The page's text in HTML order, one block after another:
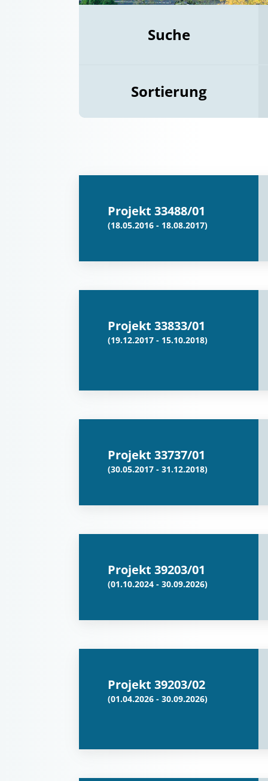
Suche
Sortierung
Projekt 33488/01
(18.05.2016 - 18.08.2017)
Projekt 33833/01
(19.12.2017 - 15.10.2018)
Projekt 33737/01
(30.05.2017 - 31.12.2018)
Projekt 39203/01
(01.10.2024 - 30.09.2026)
Projekt 39203/02
(01.04.2026 - 30.09.2026)